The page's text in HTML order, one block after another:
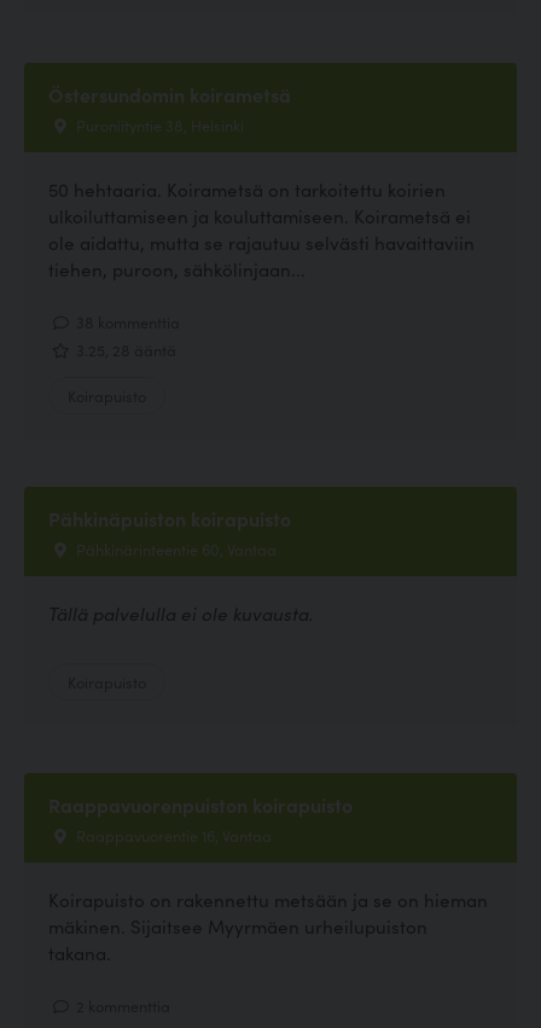
Östersundomin koirametsä
Puroniityntie 38, Helsinki
50 hehtaaria. Koirametsä on tarkoitettu koirien
ulkoiluttamiseen ja kouluttamiseen. Koirametsä ei
ole aidattu, mutta se rajautuu selvästi havaittaviin
tiehen, puroon, sähkölinjaan...
Pähkinäpuiston koirapuisto
Pähkinärinteentie 60, Vantaa
Tällä palvelulla ei ole kuvausta.
Raappavuorenpuiston koirapuisto
Raappavuorentie 16, Vantaa
Koirapuisto on rakennettu metsään ja se on hieman
mäkinen. Sijaitsee Myyrmäen urheilupuiston
takana.